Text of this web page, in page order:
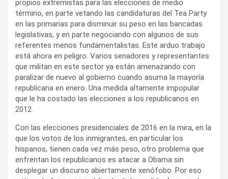
propios extremistas para las elecciones de medio
término, en parte vetando las candidaturas del Tea Party
en las primarias para disminuir su peso en las bancadas
legislativas, y en parte negociando con algunos de sus
referentes menos fundamentalistas. Este arduo trabajo
está ahora en peligro. Varios senadores y representantes
que militan en este sector ya están amenazando con
paralizar de nuevo al gobierno cuando asuma la mayoría
republicana en enero. Una medida altamente impopular
que le ha costado las elecciones a los republicanos en
2012.
Con las elecciones presidenciales de 2016 en la mira, en la
que los votos de los inmigrantes, en particular los
hispanos, tienen cada vez más peso, otro problema que
enfrentan los republicanos es atacar a Obama sin
desplegar un discurso abiertamente xenófobo. Por eso